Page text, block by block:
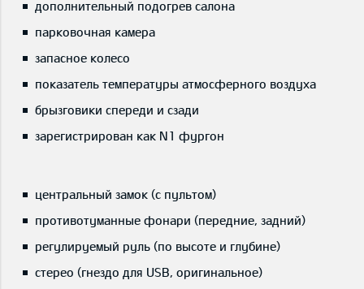
дополнительный подогрев салона
парковочная камера
запасное колесо
показатель температуры атмосферного воздуха
брызговики спереди и сзади
зарегистрирован как N1 фургон
центральный замок (с пультом)
противотуманные фонари (передние, задний)
регулируемый руль (по высоте и глубине)
стерео (гнездо для USB, оригинальное)